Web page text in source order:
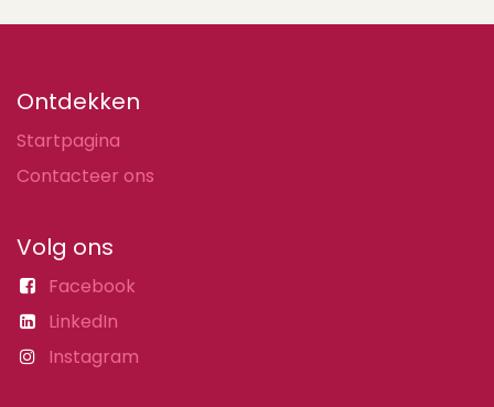
Ontdekken
Startpagina
Contacteer ons
Volg ons
Facebook
LinkedIn
Instagram